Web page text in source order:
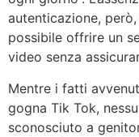
autenticazione,
possibile offrire un
video senza
Mentre i fatti
gogna Tik Tok,
sconosciuto a